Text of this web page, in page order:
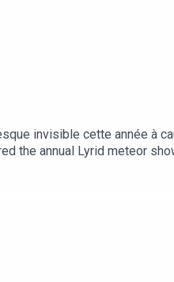
invisible cette année à
the annual Lyrid meteor